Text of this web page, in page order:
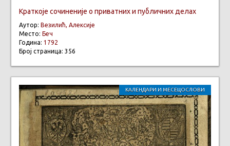
Краткоје сочиненије о приватних и публичних делах
Аутор: Везилић, Алексије
Место: Беч
Година: 1792
Број страница: 356
КАЛЕНДАРИ И МЕСЕЦОСЛОВИ